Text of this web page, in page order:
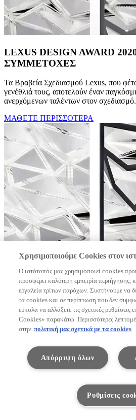
LEXUS DESIGN AWARD
ΣΥΜΜΕΤΟΧΕΣ
Τα Βραβεία Σχεδιασμού Lexus, που
γενέθλιά τους, αποτελούν έναν
ανερχόμενων ταλέντων στον σχεδιασμό.
ΜΑΘΕΤΕ ΠΕΡΙΣΣΟΤΕΡΑ
Χρησιμοποιούμε Cookies στον
Ο ιστότοπός μας χρησιμοποιεί cookies
προσφέρει καλύτερη εμπειρία περιήγησης,
εργαλεία τρίτων παρόχων. Συστήνουμε να
τα cookies και σε περίπτωση που δεν
εύκολα να αλλάξετε τις σχετικές ρυθμίσεις
Cookies» παρακάτω. Περισσότερες
στην πολιτική μας σχετικά με τα cookies
Απόρριψη όλων
Ρυθμίσεις